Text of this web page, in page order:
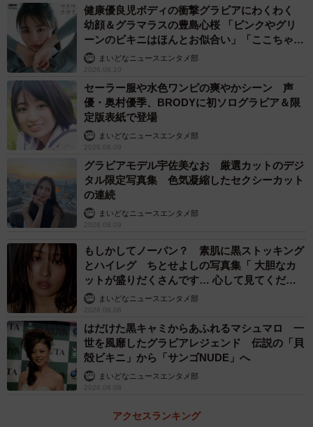
2/6
コンビニで買い集めてカラースプレー系スイーツと、自らカラースプレ
ーをトッピングしたアイスクリーム。カラースプレー三昧！（画像提
供：ナコさん）
『トッピンぎゅ～！』は、2024年の発売時にはSNSを中心
に大きな話題を呼び、当初の販売予測を大きく上回る販売
数量となり、販売休止に。ホイップクリーム風のアイスに
チョコソースと、カラースプレーをギュッと閉じ込めたア
イス。開発担当者の“子どもの頃の夢を叶えたアイス”だとい
う。
「当初の社内提案では、売れないのでは？と猛反対を受け
ました。しかし、私のように子どものころの夢を詰め込ん
だアイスにワクワクしてくれる大人はいるはず！と粘り強
く提案し、発売に至りました」と担当者。その結果、大ヒ
ットとなったのだ。
健康優良児ボディの衝撃グラビアにわくわく
幼顔＆グラマラスの豊島心桜 「ピンクやグリ
ーンのビキニはほんとお似合い」「ここちゃん
天使 また可愛くなった」
まいどなニュースエンタメ部
2026.08.10
セーラー服や水色ワンピの爽やかシーン 声
優・奥村優季、BRODYに初ソログラビア＆限
定版表紙で登場
まいどなニュースエンタメ部
2026.08.09
グラビアモデル宇佐美なお 厳選カットのデジ
タル限定写真集 色気凝縮したセクシーカット
の連続
まいどなニュースエンタメ部
2026.08.09
もしかしてノーパン？ 素肌に黒ストッキング
とハイレグ ちとせよしの写真集「 大胆なカ
ットが盛りだくさんです… 心して見てくださ
い」まいどなニュースエンタメ部
2026.08.08
はだけた黒キャミからあふれるマシュマロ 一
世を風靡したグラビアレジェンド 伝説の「貝
殻ビキニ」から「サンゴNUDE」へ
まいどなニュースエンタメ部
2026.08.08
アクセスランキング